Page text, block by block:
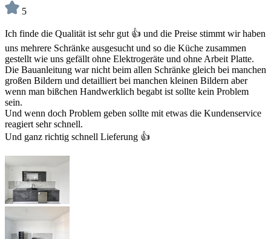
5
Ich finde die Qualität ist sehr gut 👍 und die Preise stimmt wir haben
uns mehrere Schränke ausgesucht und so die Küche zusammen
gestellt wie uns gefällt ohne Elektrogeräte und ohne Arbeit Platte.
Die Bauanleitung war nicht beim allen Schränke gleich bei manchen
großen Bildern und detailliert bei manchen kleinen Bildern aber
wenn man bißchen Handwerklich begabt ist sollte kein Problem
sein.
Und wenn doch Problem geben sollte mit etwas die Kundenservice
reagiert sehr schnell.
Und ganz richtig schnell Lieferung 👍